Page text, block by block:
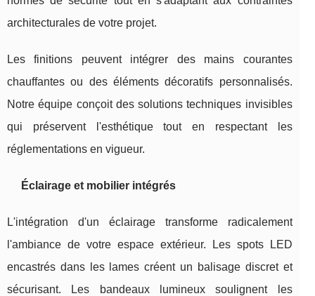
architecturales de votre projet.
Les finitions peuvent intégrer des mains courantes
chauffantes ou des éléments décoratifs personnalisés.
Notre équipe conçoit des solutions techniques invisibles
qui préservent l'esthétique tout en respectant les
réglementations en vigueur.
Éclairage et mobilier intégrés
L'intégration d'un éclairage transforme radicalement
l'ambiance de votre espace extérieur. Les spots LED
encastrés dans les lames créent un balisage discret et
sécurisant. Les bandeaux lumineux soulignent les